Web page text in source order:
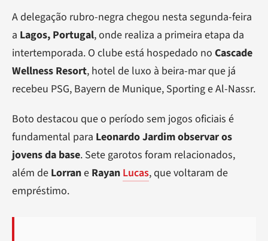
A delegação rubro-negra chegou nesta segunda-feira
a Lagos, Portugal, onde realiza a primeira etapa da
intertemporada. O clube está hospedado no Cascade
Wellness Resort, hotel de luxo à beira-mar que já
recebeu PSG, Bayern de Munique, Sporting e Al-Nassr.
Boto destacou que o período sem jogos oficiais é
fundamental para Leonardo Jardim observar os
jovens da base. Sete garotos foram relacionados,
além de Lorrane Rayan Lucas, que voltaram de
empréstimo.